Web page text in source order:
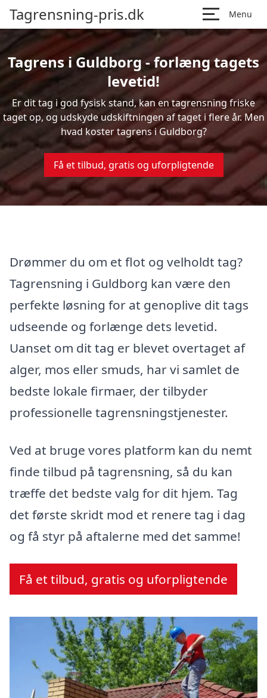
Tagrensning-pris.dk Menu
Tagrens i Guldborg - forlæng tagets
levetid!
Er dit tag i god fysisk stand, kan en tagrensning friske
taget op, og udskyde udskiftningen af taget i flere år. Men
hvad koster tagrens i Guldborg?
Få et tilbud, gratis og uforpligtende
Drømmer du om et flot og velholdt tag?
Tagrensning i Guldborg kan være den
perfekte løsning for at genoplive dit tags
udseende og forlænge dets levetid.
Uanset om dit tag er blevet overtaget af
alger, mos eller smuds, har vi samlet de
bedste lokale firmaer, der tilbyder
professionelle tagrensningstjenester.
Ved at bruge vores platform kan du nemt
finde tilbud på tagrensning, så du kan
træffe det bedste valg for dit hjem. Tag
det første skridt mod et renere tag i dag
og få styr på aftalerne med det samme!
Få et tilbud, gratis og uforpligtende